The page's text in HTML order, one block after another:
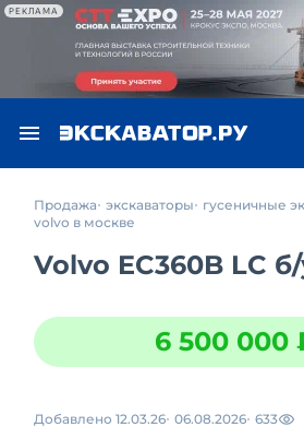
РЕКЛАМА
Продажа экскаваторы гусеничные
volvo в москве
Volvo EC360B LC
6 500 000
Добавлено 12.03.26 06.08.2026 633